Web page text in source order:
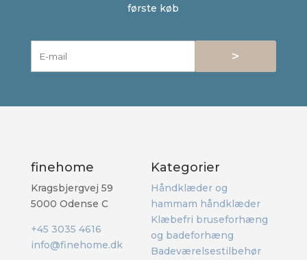
første køb
>
finehome
Kragsbjergvej 59
5000 Odense C
+45 3035 4616
info@finehome.dk
Kategorier
Håndklæder og
hammam håndklæder
Klæbefri bruseforhæng
og badeforhæng
Badeværelsestilbehør